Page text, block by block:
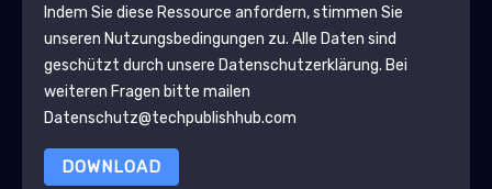
Indem Sie diese Ressource anfordern, stimmen Sie
unseren Nutzungsbedingungen zu. Alle Daten sind
geschützt durch unsere Datenschutzerklärung. Bei
weiteren Fragen bitte mailen
Datenschutz@techpublishhub.com
DOWNLOAD